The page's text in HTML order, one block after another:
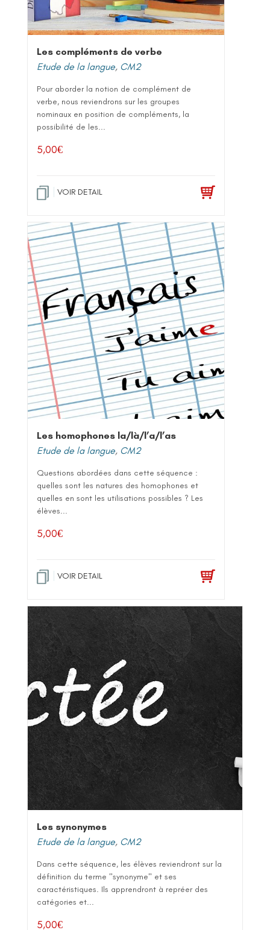
Les compléments de verbe
Etude de la langue, CM2
Pour aborder la notion de complément de
verbe, nous reviendrons sur les groupes
nominaux en position de compléments, la
possibilité de les...
5,00€
VOIR DETAIL
Les homophones la/là/l’a/l’as
Etude de la langue, CM2
Questions abordées dans cette séquence :
quelles sont les natures des homophones et
quelles en sont les utilisations possibles ? Les
élèves...
5,00€
VOIR DETAIL
Les synonymes
Etude de la langue, CM2
Dans cette séquence, les élèves reviendront sur la
définition du terme "synonyme" et ses
caractéristiques. Ils apprendront à repréer des
catégories et...
5,00€